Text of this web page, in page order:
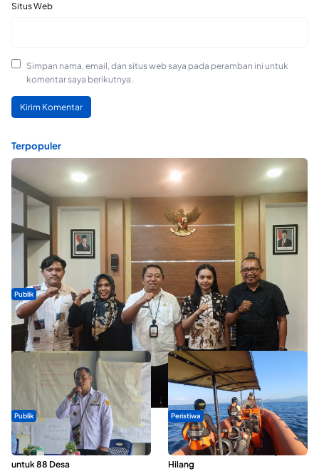
Situs Web
Simpan nama, email, dan situs web saya pada peramban ini untuk
komentar saya berikutnya.
Terpopuler
Publik
Dua Talenta Muda Ternate Wakili Maluku Utara di Gita Bahana
Nusantara 2026
Publik
ABDESI Morotai Apresiasi
Penyaluran ADD Rp3,13 Miliar
untuk 88 Desa
Peristiwa
Dua Longboat Bertabrakan di
Perairan Taliabu, Satu Nelayan
Hilang